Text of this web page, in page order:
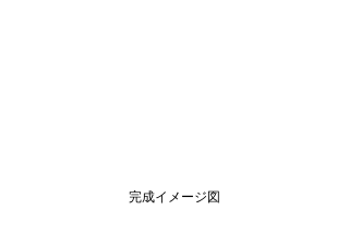
完成イメージ図